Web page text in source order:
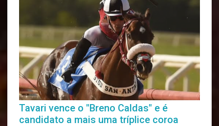
Tavari vence o "Breno Caldas" e é
candidato a mais uma tríplice coroa